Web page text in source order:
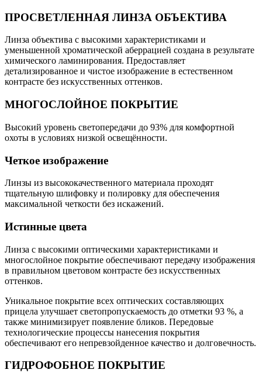
ПРОСВЕТЛЕННАЯ ЛИНЗА ОБЪЕКТИВА
Линза объектива с высокими характеристиками и
уменьшенной хроматической аберрацией создана в результате
химического ламинирования. Предоставляет
детализированное и чистое изображение в естественном
контрасте без искусственных оттенков.
МНОГОСЛОЙНОЕ ПОКРЫТИЕ
Высокий уровень светопередачи до 93% для комфортной
охоты в условиях низкой освещённости.
Четкое изображение
Линзы из высококачественного материала проходят
тщательную шлифовку и полировку для обеспечения
максимальной четкости без искажений.
Истинные цвета
Линза с высокими оптическими характеристиками и
многослойное покрытие обеспечивают передачу изображения
в правильном цветовом контрасте без искусственных
оттенков.
Уникальное покрытие всех оптических составляющих
прицела улучшает светопропускаемость до отметки 93 %, а
также минимизирует появление бликов. Передовые
технологические процессы нанесения покрытия
обеспечивают его непревзойденное качество и долговечность.
ГИДРОФОБНОЕ ПОКРЫТИЕ